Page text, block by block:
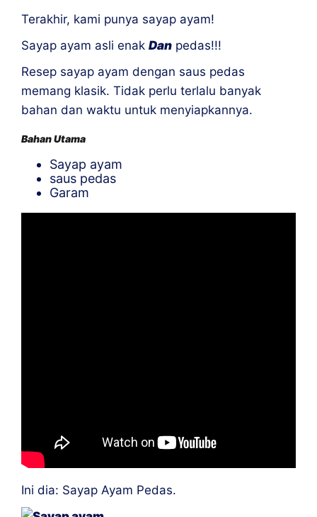
Terakhir, kami punya sayap ayam!
Sayap ayam asli enak Dan pedas!!!
Resep sayap ayam dengan saus pedas
memang klasik. Tidak perlu terlalu banyak
bahan dan waktu untuk menyiapkannya.
Bahan Utama
Sayap ayam
saus pedas
Garam
Ini dia: Sayap Ayam Pedas.